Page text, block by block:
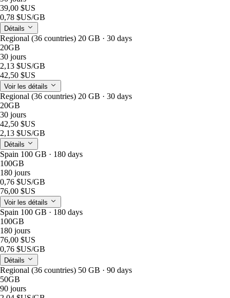
39,00 $US
0,78 $US/GB
Détails
Regional (36 countries) 20 GB · 30 days
20GB
30 jours
2,13 $US/GB
42,50 $US
Voir les détails
Regional (36 countries) 20 GB · 30 days
20GB
30 jours
42,50 $US
2,13 $US/GB
Détails
Spain 100 GB · 180 days
100GB
180 jours
0,76 $US/GB
76,00 $US
Voir les détails
Spain 100 GB · 180 days
100GB
180 jours
76,00 $US
0,76 $US/GB
Détails
Regional (36 countries) 50 GB · 90 days
50GB
90 jours